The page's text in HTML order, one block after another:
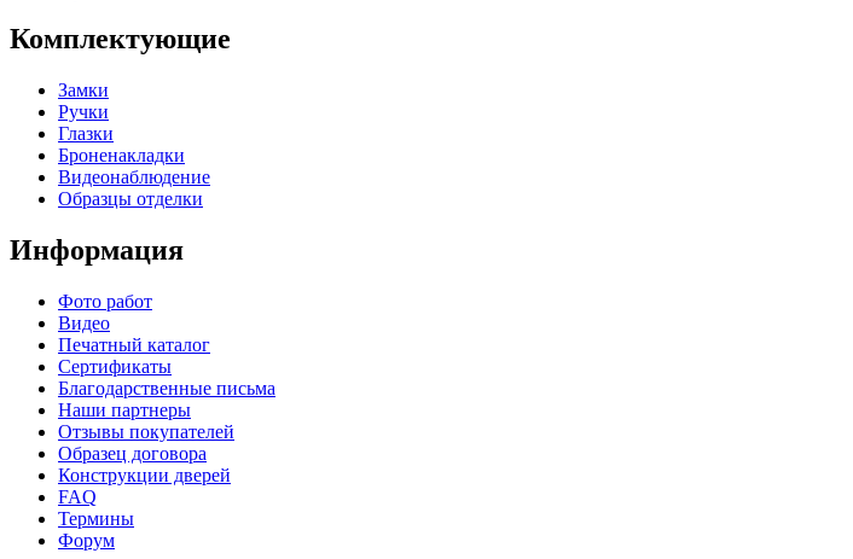
Комплектующие
Замки
Ручки
Глазки
Броненакладки
Видеонаблюдение
Образцы отделки
Информация
Фото работ
Видео
Печатный каталог
Сертификаты
Благодарственные письма
Наши партнеры
Отзывы покупателей
Образец договора
Конструкции дверей
FAQ
Термины
Форум